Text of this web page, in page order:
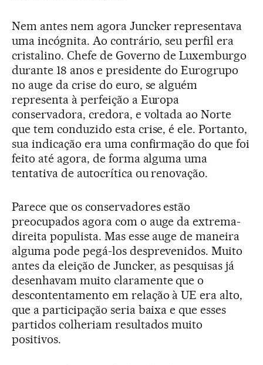
Nem antes nem agora Juncker representava
uma incógnita. Ao contrário, seu perfil era
cristalino. Chefe de Governo de Luxemburgo
durante 18 anos e presidente do Eurogrupo
no auge da crise do euro, se alguém
representa à perfeição a Europa
conservadora, credora, e voltada ao Norte
que tem conduzido esta crise, é ele. Portanto,
sua indicação era uma confirmação do que foi
feito até agora, de forma alguma uma
tentativa de autocrítica ou renovação.
Parece que os conservadores estão
preocupados agora com o auge da extrema-
direita populista. Mas esse auge de maneira
alguma pode pegá-los desprevenidos. Muito
antes da eleição de Juncker, as pesquisas já
desenhavam muito claramente que o
descontentamento em relação à UE era alto,
que a participação seria baixa e que esses
partidos colheriam resultados muito
positivos.